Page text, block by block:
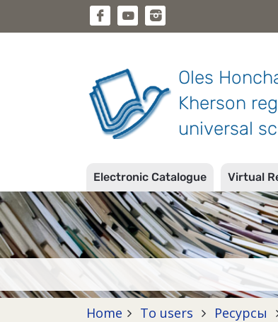
Oles
Kherson
universal
Electronic Catalogue Virtual
Home To users Ресурсы